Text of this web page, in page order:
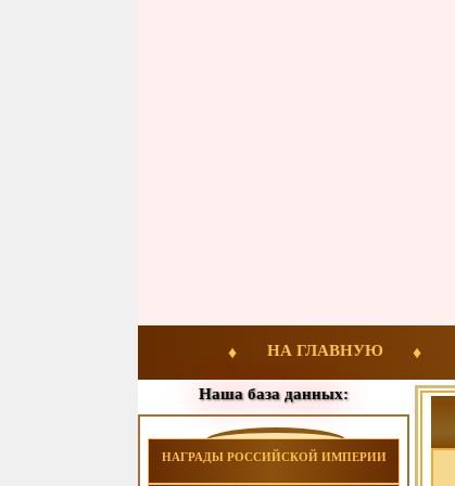
НА ГЛАВНУЮ
Наша база данных:
НАГРАДЫ РОССИЙСКОЙ ИМПЕРИИ